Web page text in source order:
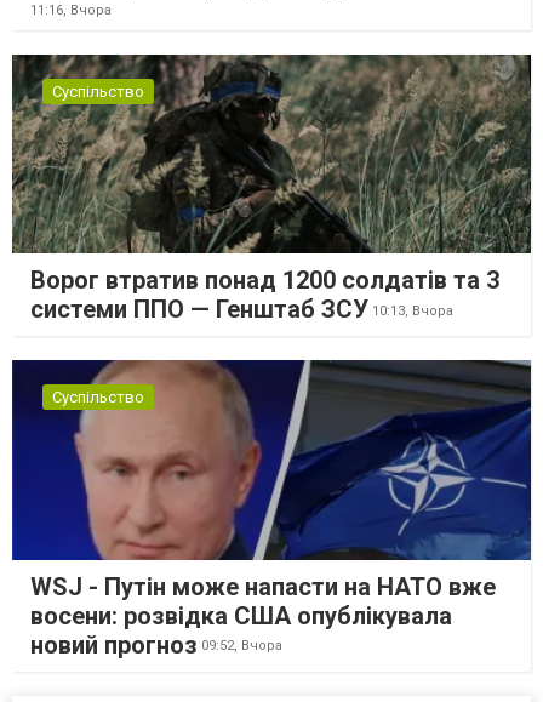
11:16, Вчора
Суспільство
Ворог втратив понад 1200 солдатів та 3
системи ППО — Генштаб ЗСУ 10:13, Вчора
Суспільство
WSJ - Путін може напасти на НАТО вже
восени: розвідка США опублікувала
новий прогноз 09:52, Вчора